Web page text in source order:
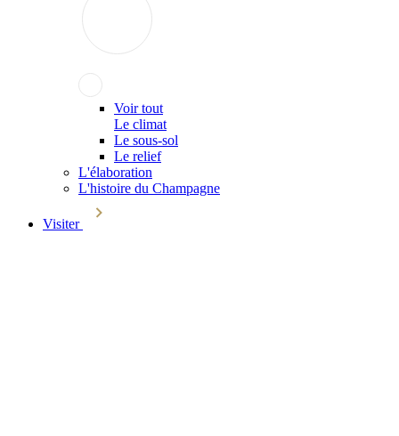
Voir tout
Le climat
Le sous-sol
Le relief
L'élaboration
L'histoire du Champagne
Visiter